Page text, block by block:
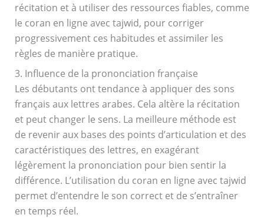
récitation et à utiliser des ressources fiables, comme
le coran en ligne avec tajwid, pour corriger
progressivement ces habitudes et assimiler les
règles de manière pratique.
3. Influence de la prononciation française
Les débutants ont tendance à appliquer des sons
français aux lettres arabes. Cela altère la récitation
et peut changer le sens. La meilleure méthode est
de revenir aux bases des points d’articulation et des
caractéristiques des lettres, en exagérant
légèrement la prononciation pour bien sentir la
différence. L’utilisation du coran en ligne avec tajwid
permet d’entendre le son correct et de s’entraîner
en temps réel.